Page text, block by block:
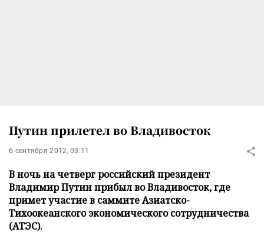
Путин прилетел во Владивосток
6 сентября 2012, 03:11
В ночь на четверг российский президент
Владимир Путин прибыл во Владивосток, где
примет участие в саммите Азиатско-
Тихоокеанского экономического сотрудничества
(АТЭС).